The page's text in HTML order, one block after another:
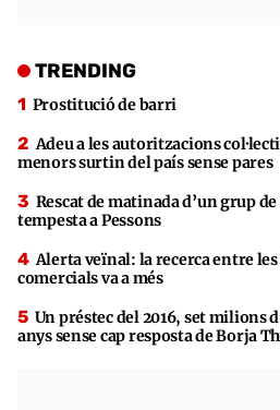
TRENDING
Prostitució de barri
Adeu a les autoritzacions
menors surtin del país sense pares
Rescat de matinada d’un grup
tempesta a Pessons
Alerta veïnal: la recerca entre
comercials va a més
Un préstec del 2016, set milions
anys sense cap resposta de Borja